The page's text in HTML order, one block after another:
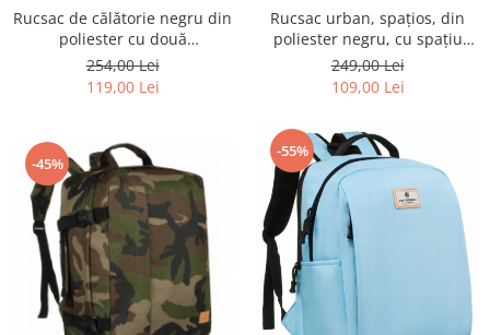
Rucsac de călătorie negru din
poliester cu două
compartimente, perfect
pentru bagajul de mână -
Peterson PTR-PTN GAWRON-
254,00 Lei
119,00 Lei
Rucsac urban, spațios, din
poliester negru, cu spațiu
pentru laptop - Peterson PTR-
PTN BHX-07-7793-BLAC
249,00 Lei
109,00 Lei
-45%
-55%